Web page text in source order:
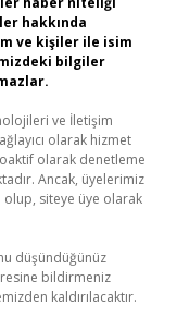
hakkında
ve kişiler ile isim
bilgiler
ve İletişim
olarak hizmet
olarak denetleme
Ancak, üyelerimiz
olup, siteye üye olarak
düşündüğünüz
bildirmeniz
kaldırılacaktır.